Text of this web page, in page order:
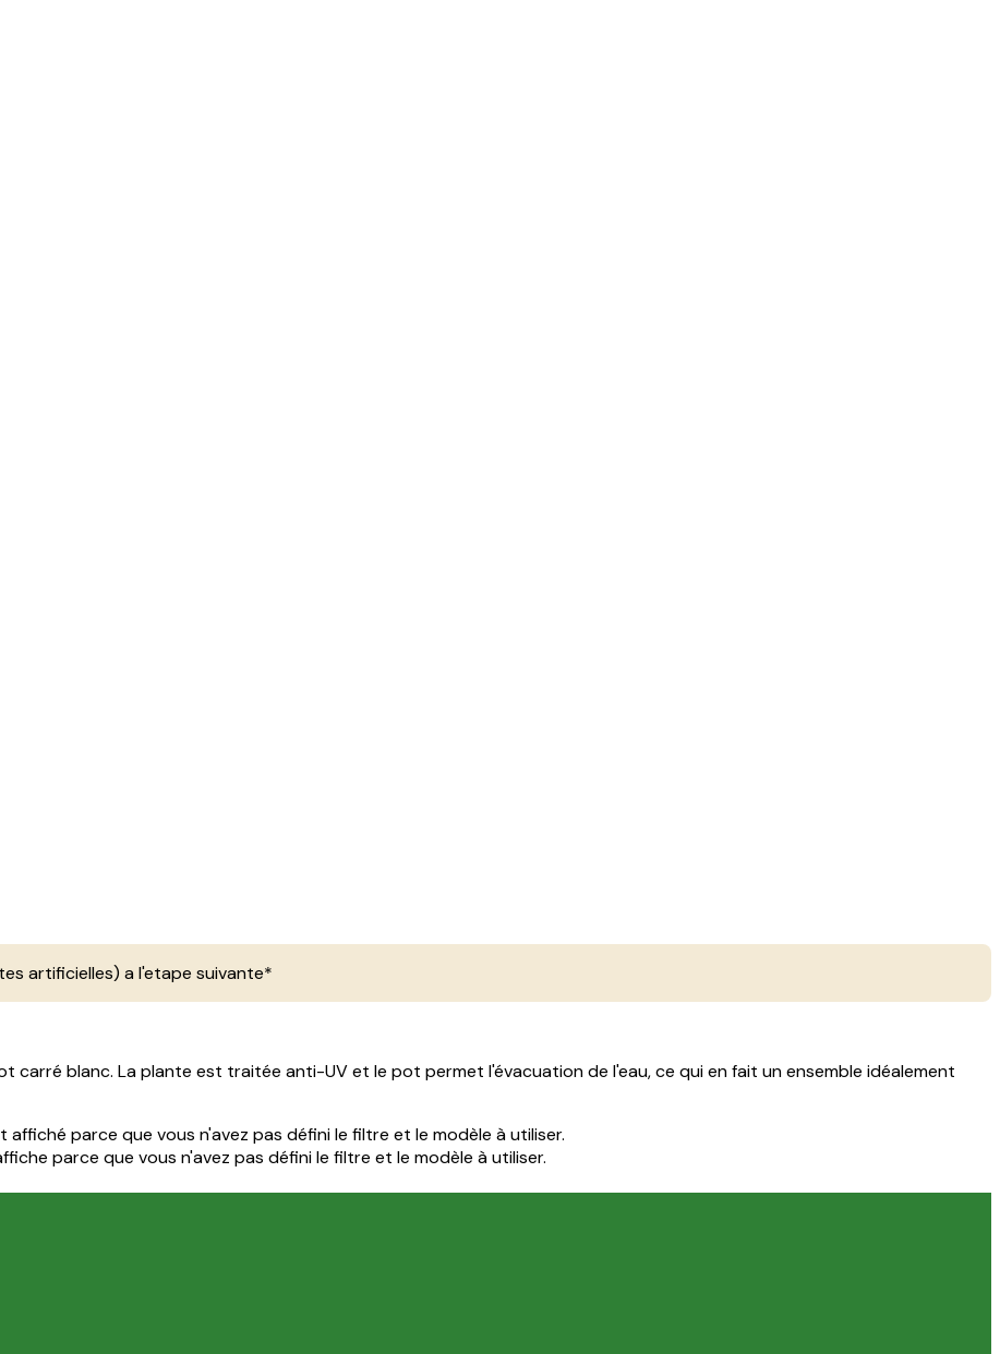
artificielles) a l'etape suivante*
carré blanc. La plante est traitée anti-UV et le pot permet l'évacuation de l'eau, ce qui en fait un ensemble idéalement
parce que vous n'avez pas défini le filtre et le modèle à utiliser.
parce que vous n'avez pas défini le filtre et le modèle à utiliser.